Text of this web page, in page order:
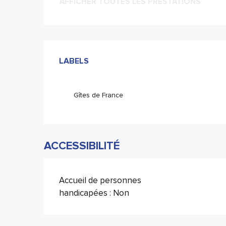
LABELS
LABELS
Gîtes de France
ACCESSIBILITÉ
Accueil de personnes
handicapées : Non